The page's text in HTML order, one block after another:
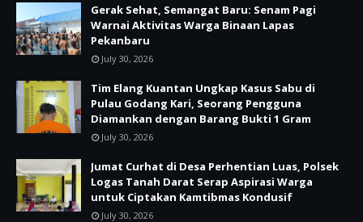
Gerak Sehat, Semangat Baru: Senam Pagi
Warnai Aktivitas Warga Binaan Lapas
Pekanbaru
July 30, 2026
Tim Elang Kuantan Ungkap Kasus Sabu di
Pulau Godang Kari, Seorang Pengguna
Diamankan dengan Barang Bukti 1 Gram
July 30, 2026
Jumat Curhat di Desa Perhentian Luas, Polsek
Logas Tanah Darat Serap Aspirasi Warga
untuk Ciptakan Kamtibmas Kondusif
July 30, 2026